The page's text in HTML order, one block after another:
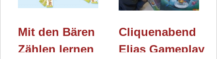
Mit den Bären
Zählen lernen
Cliquenabend
Elias Gameplay